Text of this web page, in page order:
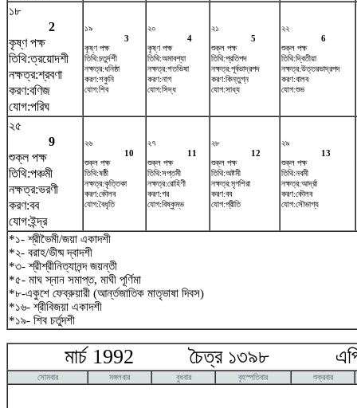
১৮
2
কৃষ্ণ পক্ষ
তিথি:ত্রয়োদশী
নক্ষত্র:শ্রবণা
করণ:বণিজ
যোগ:পরিঘ
১৯
3
কৃষ্ণ পক্ষ
তিথি:চতুর্দশী
নক্ষত্র:ধনিষ্ঠা
করণ:শকুনি
যোগ:শিব
২০
4
কৃষ্ণ পক্ষ
তিথি:অমাবশ্যা
নক্ষত্র:শতভিষ‌া
করণ:নাগ
যোগ:সিদ্ধ
২১
5
শুক্ল পক্ষ
তিথি:প্রতিপদ
নক্ষত্র:পূর্বভাদ্রপদ
করণ:কিন্তুগ্ন
যোগ:সাধ্য
২২
6
শুক্ল পক্ষ
তিথি:দ্বিতীয়া
নক্ষত্র:উত্তরভাদ্রপদ
করণ:বালব
যোগ:শুভ
২৫
9
শুক্ল পক্ষ
তিথি:পঞ্চমী
নক্ষত্র:ভরণী
করণ:বব
যোগ:ইন্দ্র
২৬
10
শুক্ল পক্ষ
তিথি:ষষ্ঠী
নক্ষত্র:কৃত্তিকা
করণ:কৌলব
যোগ:বৈধৃতি
২৭
11
শুক্ল পক্ষ
তিথি:সপ্তমী
নক্ষত্র:রোহিণী
করণ:গর
যোগ:বিষ্কুম্ভ
২৮
12
শুক্ল পক্ষ
তিথি:অষ্টমী
নক্ষত্র:মৃগশিরা
করণ:বব
যোগ:প্রীতি
২৯
13
শুক্ল পক্ষ
তিথি:নবমী
নক্ষত্র:আর্দ্রা
করণ:কৌলব
যোগ:সৌভাগ্য
*১- শ্রীভৈমী/জয়া একাদশী
*২- বরাহ/ভীষ্ম দ্বাদশী
*৩- শ্রীশ্রীনিত্যানন্দ জয়ন্তী
*৫- মাঘ স্নান সমাপ্ত, মাঘী পূর্ণিমা
*৮-একুশে ফেব্রুয়ারী (আর্ন্তজাতিক মাতৃভাষা দিবস)
*১৬- শ্রীবিজয়া একাদশী
*১৯- শিব চর্তুদশী
মার্চ 1992 চৈত্র ১৩৯৮
সোমবার মঙ্গলবার বুধবার বৃহস্পতিবার শুক্রবার